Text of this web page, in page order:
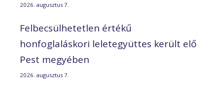
2026. augusztus 7.
Felbecsülhetetlen értékű
honfoglaláskori leletegyüttes került elő
Pest megyében
2026. augusztus 7.